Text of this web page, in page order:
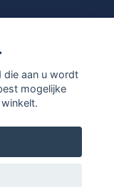
die aan u wordt
mogelijke